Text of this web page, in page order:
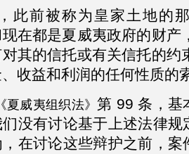
此前被称为皇家土地的
在都是夏威夷政府的财产
其的信托或有关信托的约
收益和利润的任何性质的
夏威夷组织法》第 99条，基
没有讨论基于上述法律规
在讨论这些辩护之前，案